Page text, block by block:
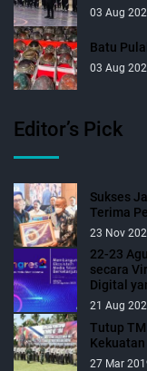
03 Aug
Batu
03 Aug
Editor’s Pick
Sukses
Terima
23 Nov
22-23
secara
Digital
21 Aug
Tutup
Kekuatan
27 Mar